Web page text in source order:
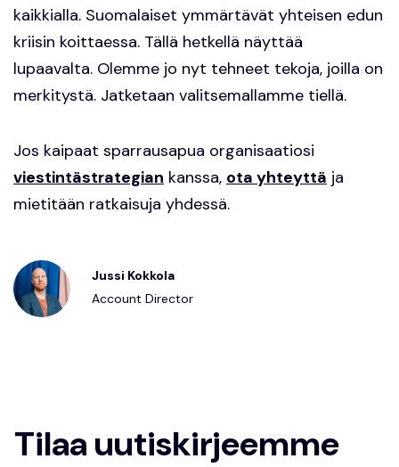
kaikkialla. Suomalaiset ymmärtävät yhteisen edun
kriisin koittaessa. Tällä hetkellä näyttää
lupaavalta. Olemme jo nyt tehneet tekoja, joilla on
merkitystä. Jatketaan valitsemallamme tiellä.
Jos kaipaat sparrausapua organisaatiosi
viestintästrategian kanssa, ota yhteyttä ja
mietitään ratkaisuja yhdessä.
Jussi Kokkola
Account Director
Tilaa uutiskirjeemme